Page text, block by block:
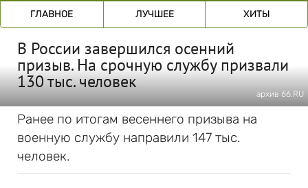
ГЛАВНОЕ ЛУЧШЕЕ ХИТЫ
В России завершился осенний
призыв. На срочную службу призвали
130 тыс. человек
архив 66.RU
Ранее по итогам весеннего призыва на
военную службу направили 147 тыс.
человек.